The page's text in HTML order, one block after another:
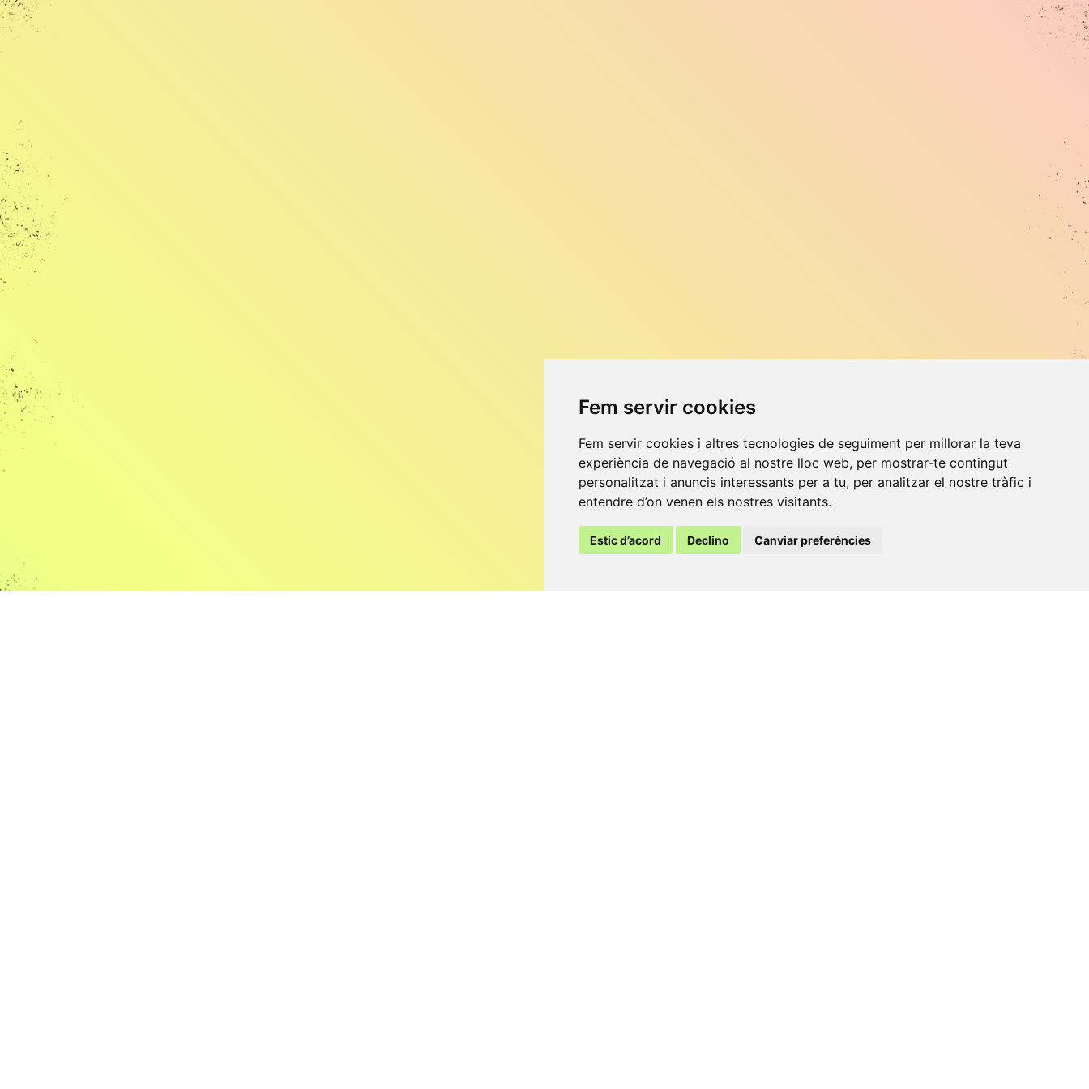
Fem servir cookies
Fem servir cookies i altres tecnologies de seguiment per millorar la teva
experiència de navegació al nostre lloc web, per mostrar-te contingut
personalitzat i anuncis interessants per a tu, per analitzar el nostre tràfic i
entendre d’on venen els nostres visitants.
Estic d’acord Declino Canviar preferències